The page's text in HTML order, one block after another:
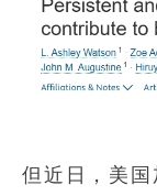
但近日，美